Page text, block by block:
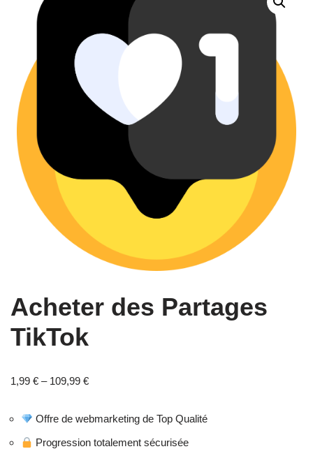
Acheter des Partages
TikTok
1,99 € – 109,99 €
Offre de webmarketing de Top Qualité
Progression totalement sécurisée